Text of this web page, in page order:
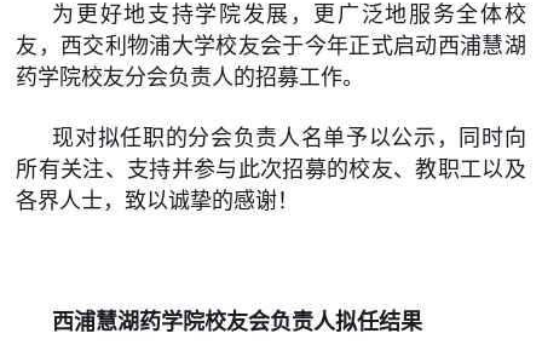
校园生活
为更好地支持学院发展，更广泛地服务全体校
友，西交利物浦大学校友会于今年正式启动西浦慧湖
药学院校友分会负责人的招募工作。
现对拟任职的分会负责人名单予以公示，同时向
所有关注、支持并参与此次招募的校友、教职工以及
各界人士，致以诚挚的感谢！
西浦慧湖药学院校友会负责人拟任结果